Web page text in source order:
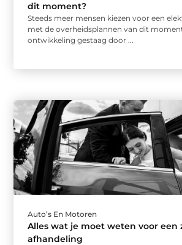
dit moment?
Steeds meer mensen kiezen voor een
met de overheidsplannen van dit
ontwikkeling gestaag door ...
Auto’s En Motoren
Alles wat je moet weten voor een
afhandeling